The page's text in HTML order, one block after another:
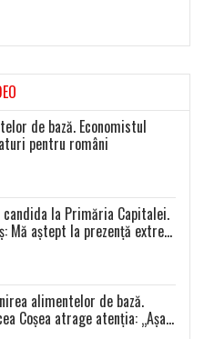
de bază. Economistul
pentru români
candida la Primăria Capitalei.
Mă aștept la prezență extrem
alimentelor de bază.
Coșea atrage atenția: „Așa